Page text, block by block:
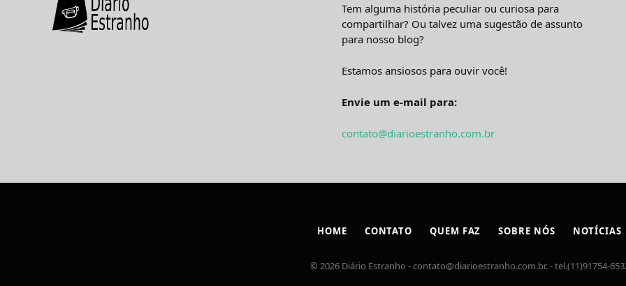
Tem alguma história peculiar ou curiosa para
compartilhar? Ou talvez uma sugestão de assunto
para nosso blog?
Estamos ansiosos para ouvir você!
Envie um e-mail para:
contato@diarioestranho.com.br
HOME CONTATO QUEM FAZ SOBRE NÓS NOTÍCIAS
© 2026 Diário Estranho -contato@diarioestranho.com.br. - tel.(11)91754-